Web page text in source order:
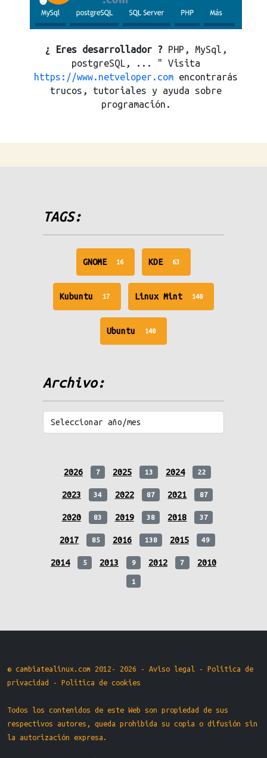
¿ Eres desarrollador ? PHP, MySql,
postgreSQL, ... " Visita
https://www.netveloper.com encontrarás
trucos, tutoriales y ayuda sobre
programación.
TAGS:
GNOME 16
unread
messages
KDE 63
messages
Kubuntu 17
unread
messages
Linux Mint 140
messages
Ubuntu 140
messages
Archivo:
2026 7 2025 13 2024 22
2023 34 2022 87 2021 87
2020 83 2019 38 2018 37
2017 85 2016 138 2015 49
2014 5 2013 9 2012 7 2010
1
© cambiatealinux.com 2012- 2026 - Aviso legal - Politica de
privacidad
- Politica de cookies
Todos los contenidos de este Web son propiedad de sus
respectivos autores, queda prohibida su copia o difusión sin
la autorización expresa.